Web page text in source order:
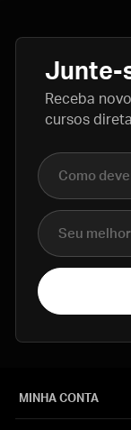
Junte-
Receba
cursos
Nome
E-mail
MINHA CONTA